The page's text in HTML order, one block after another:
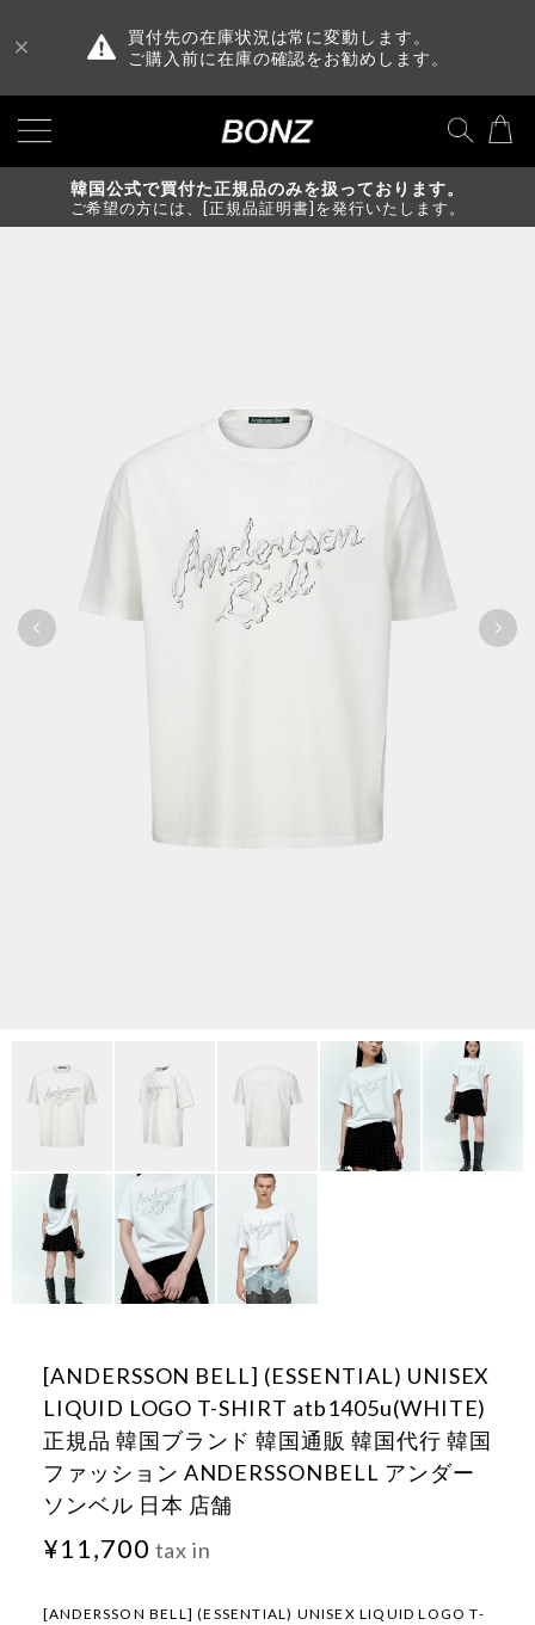
買付先の在庫状況は常に変動します。
ご購入前に在庫の確認をお勧めします。
韓国公式で買付た正規品のみを扱っております。
ご希望の方には、[正規品証明書]を発行いたします。
[ANDERSSON BELL] (ESSENTIAL) UNISEX
LIQUID LOGO T-SHIRT atb1405u(WHITE)
正規品 韓国ブランド 韓国通販 韓国代行 韓国
ファッション ANDERSSONBELL アンダー
ソンベル 日本 店舗
¥11,700 tax in
[ANDERSSON BELL] (ESSENTIAL) UNISEX LIQUID LOGO T-